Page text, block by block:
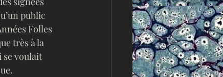
public
Folles
très à la
voulait